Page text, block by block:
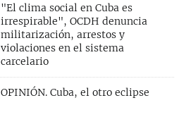
"El clima social en Cuba es
irrespirable", OCDH denuncia
militarización, arrestos y
violaciones en el sistema
carcelario
OPINIÓN. Cuba, el otro eclipse